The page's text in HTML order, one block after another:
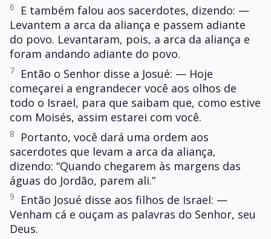
6
E também falou aos sacerdotes, dizendo: —
Levantem a arca da aliança e passem adiante
do povo. Levantaram, pois, a arca da aliança e
foram andando adiante do povo.
7
Então o Senhor disse a Josué: — Hoje
começarei a engrandecer você aos olhos de
todo o Israel, para que saibam que, como estive
com Moisés, assim estarei com você.
8
Portanto, você dará uma ordem aos
sacerdotes que levam a arca da aliança,
dizendo: “Quando chegarem às margens das
águas do Jordão, parem ali.”
9
Então Josué disse aos filhos de Israel: —
Venham cá e ouçam as palavras do Senhor, seu
Deus.